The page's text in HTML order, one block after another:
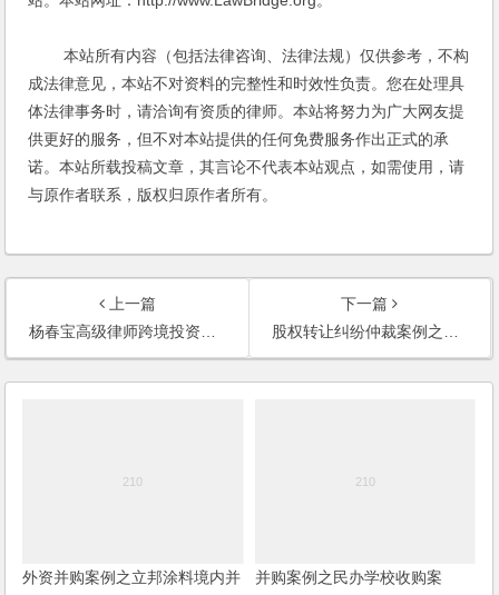
本站所有内容（包括法律咨询、法律法规）仅供参考，不构
成法律意见，本站不对资料的完整性和时效性负责。您在处理具
体法律事务时，请洽询有资质的律师。本站将努力为广大网友提
供更好的服务，但不对本站提供的任何免费服务作出正式的承
诺。本站所载投稿文章，其言论不代表本站观点，如需使用，请
与原作者联系，版权归原作者所有。
上一篇
杨春宝高级律师跨境投资（外商投资和境外投资）法律服务范围
下一篇
股权转让纠纷仲裁案例之意大利某公司与镇江某公司股权转让款支付纠纷仲裁案
外资并购案例之立邦涂料境内并
并购案例之民办学校收购案